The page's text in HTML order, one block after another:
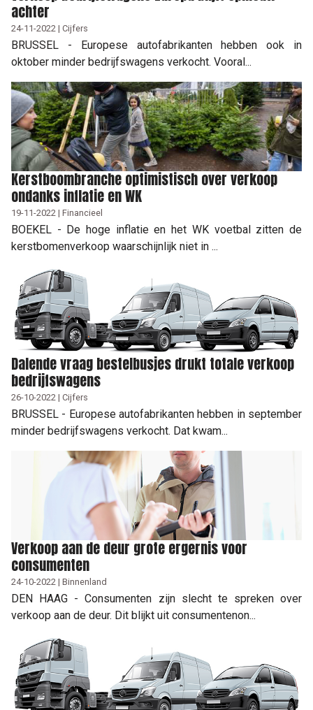
achter
24-11-2022 | Cijfers
BRUSSEL - Europese autofabrikanten hebben ook in
oktober minder bedrijfswagens verkocht. Vooral...
Kerstboombranche optimistisch over verkoop
ondanks inflatie en WK
19-11-2022 | Financieel
BOEKEL - De hoge inflatie en het WK voetbal zitten de
kerstbomenverkoop waarschijnlijk niet in ...
Dalende vraag bestelbusjes drukt totale verkoop
bedrijfswagens
26-10-2022 | Cijfers
BRUSSEL - Europese autofabrikanten hebben in september
minder bedrijfswagens verkocht. Dat kwam...
Verkoop aan de deur grote ergernis voor
consumenten
24-10-2022 | Binnenland
DEN HAAG - Consumenten zijn slecht te spreken over
verkoop aan de deur. Dit blijkt uit consumentenon...